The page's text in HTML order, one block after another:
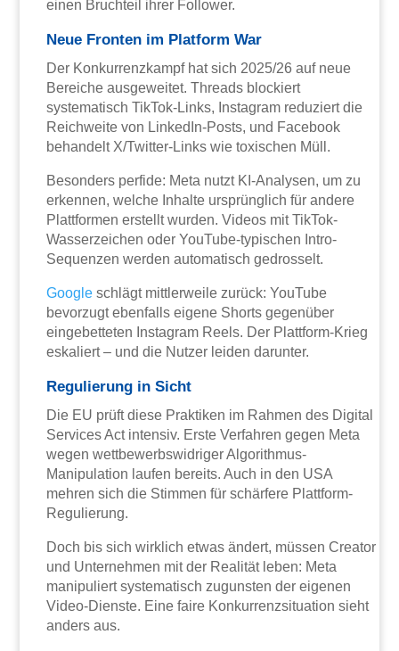
einen Bruchteil ihrer Follower.
Neue Fronten im Platform War
Der Konkurrenzkampf hat sich 2025/26 auf neue
Bereiche ausgeweitet. Threads blockiert
systematisch TikTok-Links, Instagram reduziert die
Reichweite von LinkedIn-Posts, und Facebook
behandelt X/Twitter-Links wie toxischen Müll.
Besonders perfide: Meta nutzt KI-Analysen, um zu
erkennen, welche Inhalte ursprünglich für andere
Plattformen erstellt wurden. Videos mit TikTok-
Wasserzeichen oder YouTube-typischen Intro-
Sequenzen werden automatisch gedrosselt.
Google schlägt mittlerweile zurück: YouTube
bevorzugt ebenfalls eigene Shorts gegenüber
eingebetteten Instagram Reels. Der Plattform-Krieg
eskaliert – und die Nutzer leiden darunter.
Regulierung in Sicht
Die EU prüft diese Praktiken im Rahmen des Digital
Services Act intensiv. Erste Verfahren gegen Meta
wegen wettbewerbswidriger Algorithmus-
Manipulation laufen bereits. Auch in den USA
mehren sich die Stimmen für schärfere Plattform-
Regulierung.
Doch bis sich wirklich etwas ändert, müssen Creator
und Unternehmen mit der Realität leben: Meta
manipuliert systematisch zugunsten der eigenen
Video-Dienste. Eine faire Konkurrenzsituation sieht
anders aus.